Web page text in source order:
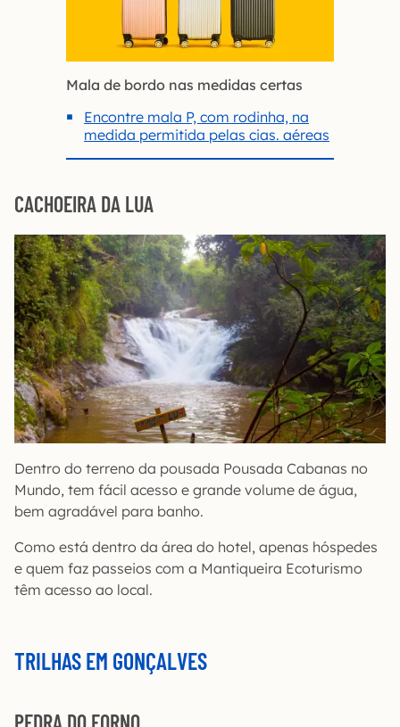
Mala de bordo nas medidas certas
Encontre mala P, com rodinha, na
medida permitida pelas cias. aéreas
CACHOEIRA DA LUA
Dentro do terreno da pousada Pousada Cabanas no
Mundo, tem fácil acesso e grande volume de água,
bem agradável para banho.
Como está dentro da área do hotel, apenas hóspedes
e quem faz passeios com a Mantiqueira Ecoturismo
têm acesso ao local.
TRILHAS EM GONÇALVES